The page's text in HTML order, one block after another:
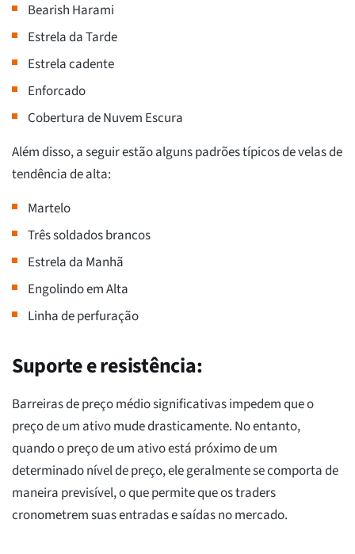
Bearish Harami
Estrela da Tarde
Estrela cadente
Enforcado
Cobertura de Nuvem Escura
Além disso, a seguir estão alguns padrões típicos de velas de
tendência de alta:
Martelo
Três soldados brancos
Estrela da Manhã
Engolindo em Alta
Linha de perfuração
Suporte e resistência:
Barreiras de preço médio significativas impedem que o
preço de um ativo mude drasticamente. No entanto,
quando o preço de um ativo está próximo de um
determinado nível de preço, ele geralmente se comporta de
maneira previsível, o que permite que os traders
cronometrem suas entradas e saídas no mercado.